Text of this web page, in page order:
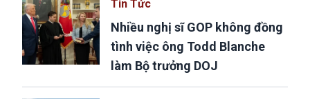
Tin Tức
Nhiều nghị sĩ GOP không đồng
tình việc ông Todd Blanche
làm Bộ trưởng DOJ